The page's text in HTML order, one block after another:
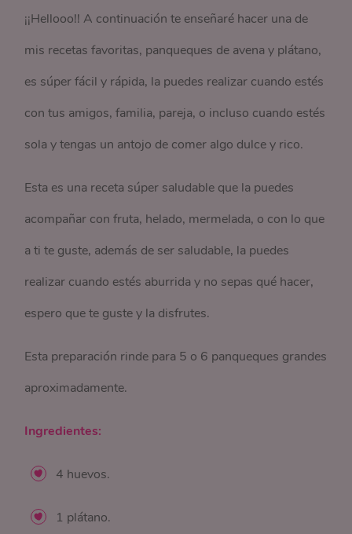
¡¡Hellooo!! A continuación te enseñaré hacer una de
mis recetas favoritas, panqueques de avena y plátano,
es súper fácil y rápida, la puedes realizar cuando estés
con tus amigos, familia, pareja, o incluso cuando estés
sola y tengas un antojo de comer algo dulce y rico.
Esta es una receta súper saludable que la puedes
acompañar con fruta, helado, mermelada, o con lo que
a ti te guste, además de ser saludable, la puedes
realizar cuando estés aburrida y no sepas qué hacer,
espero que te guste y la disfrutes.
Esta preparación rinde para 5 o 6 panqueques grandes
aproximadamente.
Ingredientes:
4 huevos.
1 plátano.